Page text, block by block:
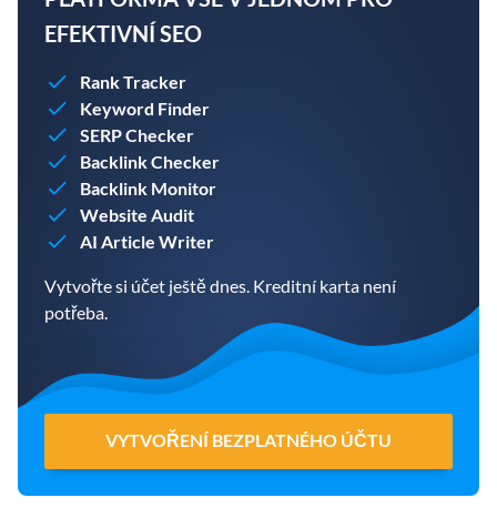
EFEKTIVNÍ SEO
Rank Tracker
Keyword Finder
SERP Checker
Backlink Checker
Backlink Monitor
Website Audit
AI Article Writer
Vytvořte si účet ještě dnes. Kreditní karta není
potřeba.
VYTVOŘENÍ BEZPLATNÉHO ÚČTU